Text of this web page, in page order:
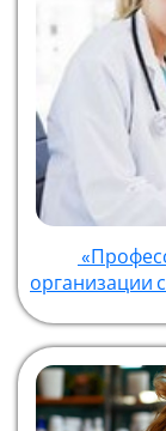
организации